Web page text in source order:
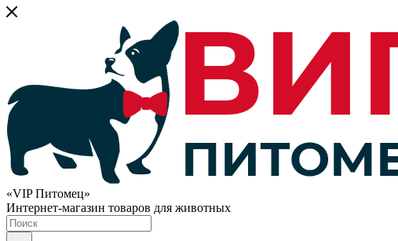
«VIP Питомец»
Интернет-магазин товаров для животных